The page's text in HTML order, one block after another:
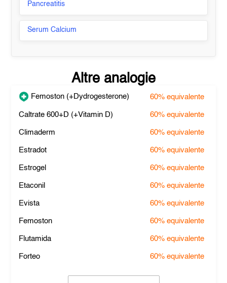
Pancreatitis
Serum Calcium
Altre analogie
Femoston (+Dydrogesterone) 60%equivalente
Caltrate 600+D (+Vitamin D) 60%equivalente
Climaderm 60%equivalente
Estradot 60%equivalente
Estrogel 60%equivalente
Etaconil 60%equivalente
Evista 60%equivalente
Femoston 60%equivalente
Flutamida 60%equivalente
Forteo 60%equivalente